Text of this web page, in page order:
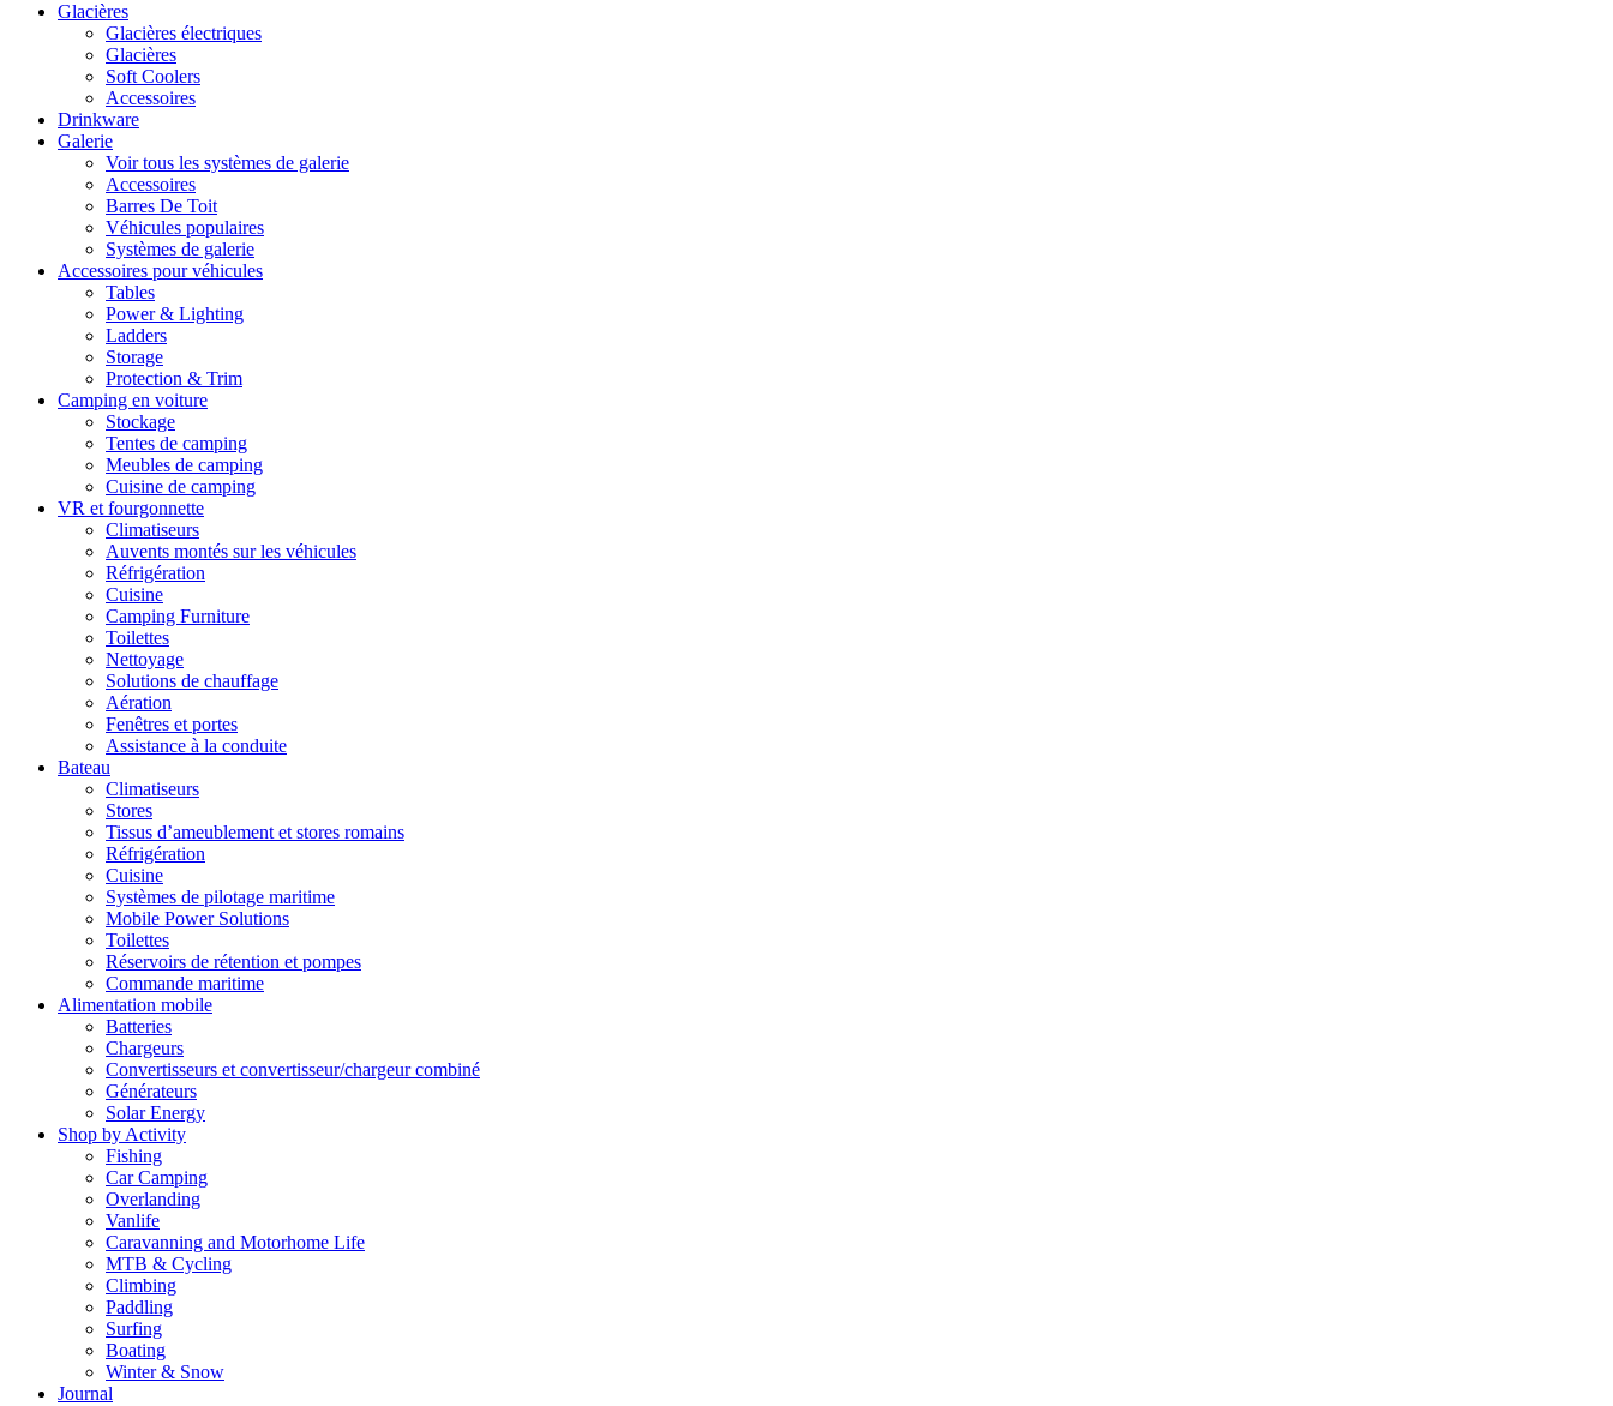
Glacières
Glacières électriques
Glacières
Soft Coolers
Accessoires
Drinkware
Galerie
Voir tous les systèmes de galerie
Accessoires
Barres De Toit
Véhicules populaires
Systèmes de galerie
Accessoires pour véhicules
Tables
Power & Lighting
Ladders
Storage
Protection & Trim
Camping en voiture
Stockage
Tentes de camping
Meubles de camping
Cuisine de camping
VR et fourgonnette
Climatiseurs
Auvents montés sur les véhicules
Réfrigération
Cuisine
Camping Furniture
Toilettes
Nettoyage
Solutions de chauffage
Aération
Fenêtres et portes
Assistance à la conduite
Bateau
Climatiseurs
Stores
Tissus d’ameublement et stores romains
Réfrigération
Cuisine
Systèmes de pilotage maritime
Mobile Power Solutions
Toilettes
Réservoirs de rétention et pompes
Commande maritime
Alimentation mobile
Batteries
Chargeurs
Convertisseurs et convertisseur/chargeur combiné
Générateurs
Solar Energy
Shop by Activity
Fishing
Car Camping
Overlanding
Vanlife
Caravanning and Motorhome Life
MTB & Cycling
Climbing
Paddling
Surfing
Boating
Winter & Snow
Journal